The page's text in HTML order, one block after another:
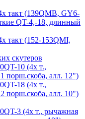
такт (139QMB, GY6-
QT-4,-18, длинный
такт (152-153QMI,
скутеров
10 (4х т.,
порш.скоба, алл. 12")
18 (4х т.,
порш.скоба, алл. 10")
3 (4х т., рычажная